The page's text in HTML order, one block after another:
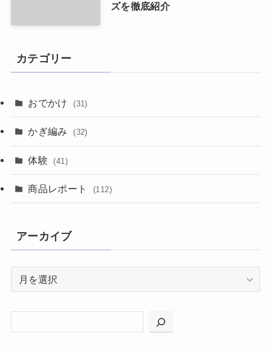
ズを徹底紹介
カテゴリー
おでかけ (31)
かぎ編み (32)
体験 (41)
商品レポート (112)
アーカイブ
ブ